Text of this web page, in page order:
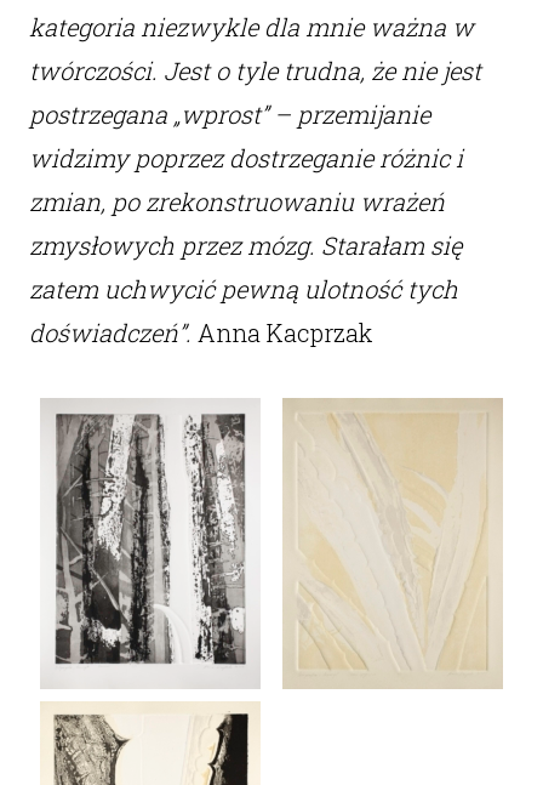
kategoria niezwykle dla mnie ważna w
twórczości. Jest o tyle trudna, że nie jest
postrzegana „wprost” – przemijanie
widzimy poprzez dostrzeganie różnic i
zmian, po zrekonstruowaniu wrażeń
zmysłowych przez mózg. Starałam się
zatem uchwycić pewną ulotność tych
doświadczeń”. Anna Kacprzak